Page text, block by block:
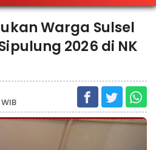
Warga Sulsel
2026 di NK